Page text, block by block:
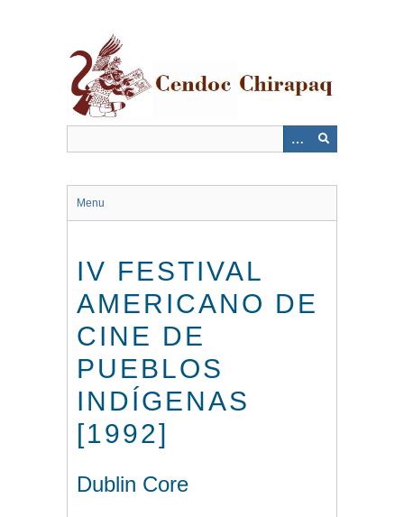
Menu
IV FESTIVAL
AMERICANO DE
CINE DE
PUEBLOS
INDÍGENAS
[1992]
Dublin Core